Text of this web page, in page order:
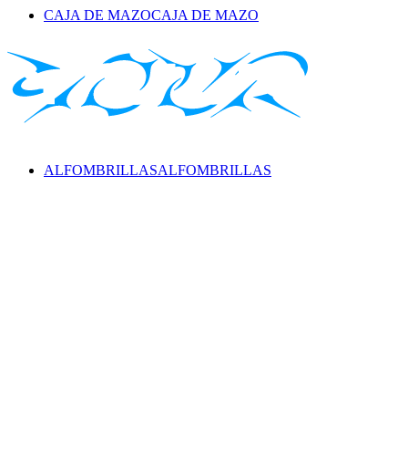
CAJA DE MAZOCAJA DE MAZO
ALFOMBRILLASALFOMBRILLAS